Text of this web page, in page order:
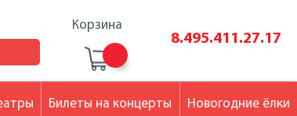
Корзина
8.495.411.27.17
Билеты на концерты Новогодние ёлки